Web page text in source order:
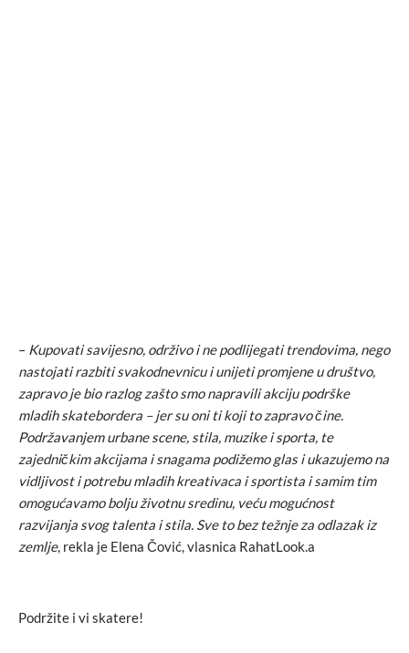
– Kupovati savijesno, održivo i ne podlijegati trendovima, nego
nastojati razbiti svakodnevnicu i unijeti promjene u društvo,
zapravo je bio razlog zašto smo napravili akciju podrške
mladih skatebordera – jer su oni ti koji to zapravo čine.
Podržavanjem urbane scene, stila, muzike i sporta, te
zajedničkim akcijama i snagama podižemo glas i ukazujemo na
vidljivost i potrebu mladih kreativaca i sportista i samim tim
omogućavamo bolju životnu sredinu, veću mogućnost
razvijanja svog talenta i stila. Sve to bez težnje za odlazak iz
zemlje, rekla je Elena Čović, vlasnica RahatLook.a
Podržite i vi skatere!